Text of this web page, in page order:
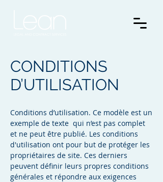
CONDITIONS
D’UTILISATION
Conditions d’utilisation. Ce modèle est un
exemple de texte qui n’est pas complet
et ne peut être publié. Les conditions
d'utilisation ont pour but de protéger les
propriétaires de site. Ces derniers
peuvent définir leurs propres conditions
générales et répondre aux exigences